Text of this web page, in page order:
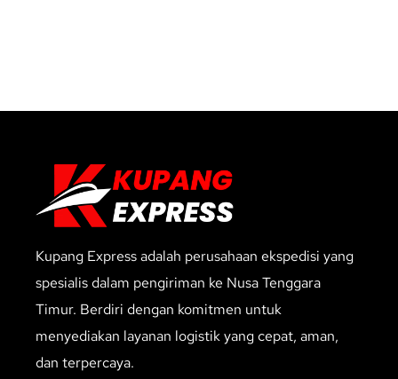
Kupang Express adalah perusahaan ekspedisi yang
spesialis dalam pengiriman ke Nusa Tenggara
Timur. Berdiri dengan komitmen untuk
menyediakan layanan logistik yang cepat, aman,
dan terpercaya.